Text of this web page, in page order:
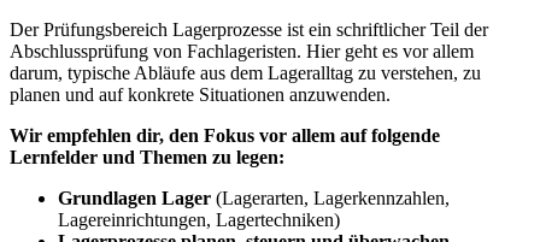
Der Prüfungsbereich Lagerprozesse ist ein schriftlicher Teil der
Abschlussprüfung von Fachlageristen. Hier geht es vor allem
darum, typische Abläufe aus dem Lageralltag zu verstehen, zu
planen und auf konkrete Situationen anzuwenden.
Wir empfehlen dir, den Fokus vor allem auf folgende
Lernfelder und Themen zu legen:
Grundlagen Lager (Lagerarten, Lagerkennzahlen,
Lagereinrichtungen, Lagertechniken)